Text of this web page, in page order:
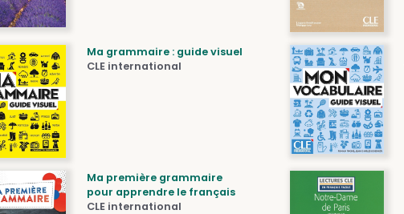
Ma grammaire : guide visuel
CLE international
Ma première grammaire
pour apprendre le français
CLE international